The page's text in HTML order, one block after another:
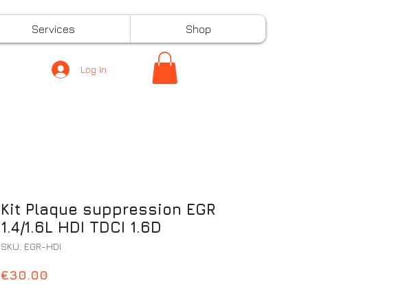
Services Shop
Log In
Kit Plaque suppression EGR
1.4/1.6L HDI TDCI 1.6D
SKU: EGR-HDI
€30.00